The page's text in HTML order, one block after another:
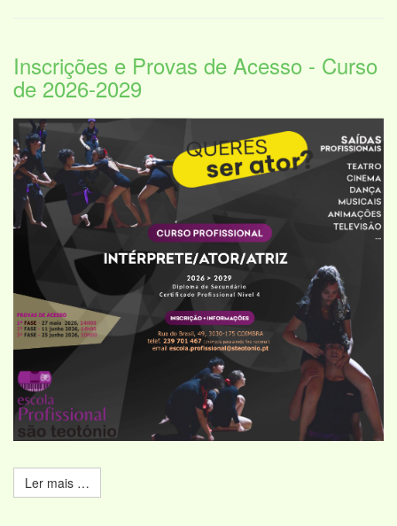
Inscrições e Provas de Acesso - Curso
de 2026-2029
Ler mais …